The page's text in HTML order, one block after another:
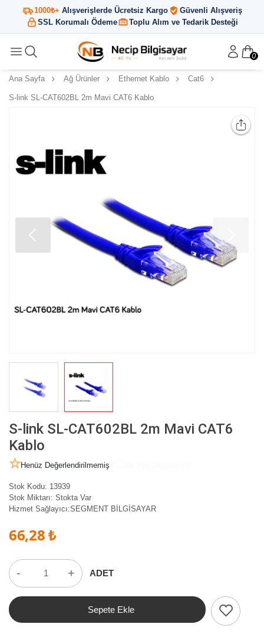
1000₺+ Alışverişlerde Ücretsiz Kargo
Güvenli Alışveriş
SSL Korumalı Ödeme
Toplu Alım ve Tedarik Desteği
0
Ana Sayfa Ağ Ürünler Ethernet Kablo Cat6
S-link SL-CAT602BL 2m Mavi CAT6 Kablo
S-link SL-CAT602BL 2m Mavi CAT6
Kablo
Henüz Değerlendirilmemiş
Stok Kodu: 13939
Stok Miktarı: Stokta Var
Hizmet Sağlayıcı:SEGMENT BİLGİSAYAR
66,28 ₺
- + ADET
Sepete Ekle